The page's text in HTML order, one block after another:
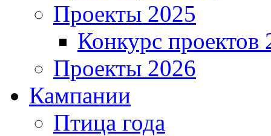
Проекты 2025
Конкурс проектов
Проекты 2026
Кампании
Птица года